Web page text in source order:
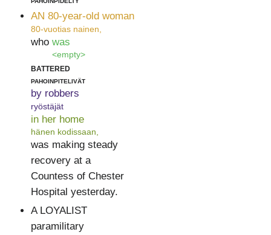
AN 80-year-old woman
80-vuotias nainen,
who was
<empty>
battered
pahoinpitelivät
by robbers
ryöstäjät
in her home
hänen kodissaan,
was making steady
recovery at a
Countess of Chester
Hospital yesterday.
A LOYALIST
paramilitary